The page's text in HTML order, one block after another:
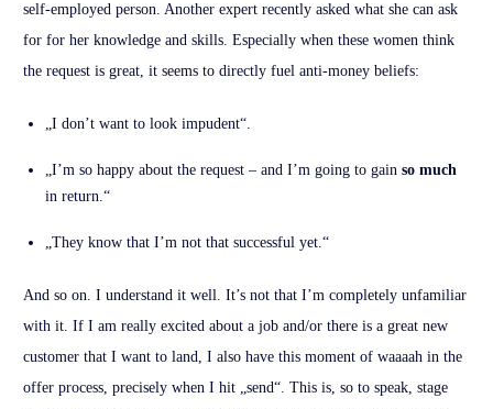
self-employed person. Another expert recently asked what she can ask
for for her knowledge and skills. Especially when these women think
the request is great, it seems to directly fuel anti-money beliefs:
„I don’t want to look impudent“.
„I’m so happy about the request – and I’m going to gain so much
in return.“
„They know that I’m not that successful yet.“
And so on. I understand it well. It’s not that I’m completely unfamiliar
with it. If I am really excited about a job and/or there is a great new
customer that I want to land, I also have this moment of waaaah in the
offer process, precisely when I hit „send“. This is, so to speak, stage